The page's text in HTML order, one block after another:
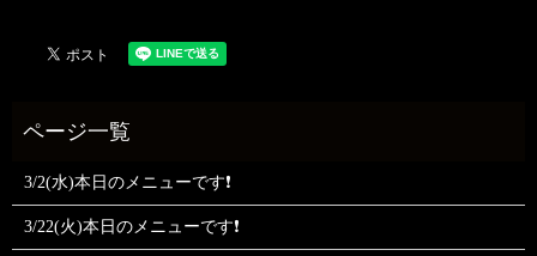
3/2(水)本日のメニューです❗
3/22(火)本日のメニューです❗